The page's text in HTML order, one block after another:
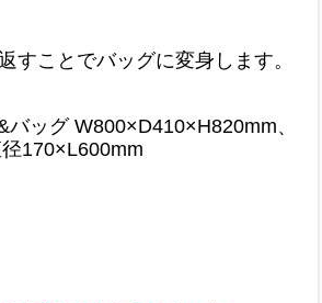
すことでバッグに変身します。
バッグ W800×D410×H820mm、
170×L600mm